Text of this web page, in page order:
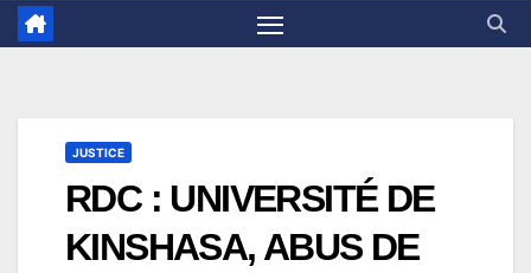
JUSTICE
RDC : UNIVERSITÉ DE
KINSHASA, ABUS DE